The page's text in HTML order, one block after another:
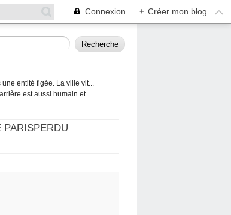
Connexion + Créer mon blog
entité figée. La ville vit...
est aussi humain et
PARISPERDU